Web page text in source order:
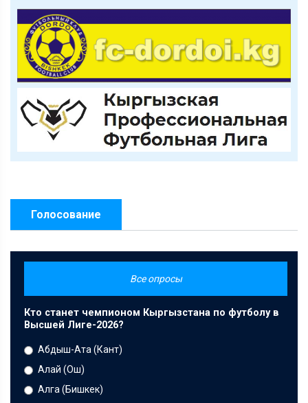
Голосование
Все опросы
Кто станет чемпионом Кыргызстана по футболу в
Высшей Лиге-2026?
Абдыш-Ата (Кант)
Алай (Ош)
Алга (Бишкек)